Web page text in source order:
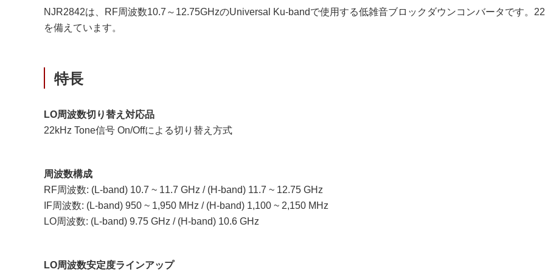
NJR2842は、RF周波数10.7～12.75GHzのUniversal Ku-bandで使用する低雑音ブロックダウンコンバータです。
を備えています。
特長
LO周波数切り替え対応品
22kHz Tone信号 On/Offによる切り替え方式
周波数構成
RF周波数: (L-band) 10.7 ~ 11.7 GHz / (H-band) 11.7 ~ 12.75 GHz
IF周波数: (L-band) 950 ~ 1,950 MHz / (H-band) 1,100 ~ 2,150 MHz
LO周波数: (L-band) 9.75 GHz / (H-band) 10.6 GHz
LO周波数安定度ラインアップ